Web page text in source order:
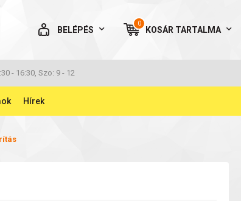
BELÉPÉS
0
KOSÁR TARTALMA
AZ ÖN KOSARA ÜRES
- 16:30, Szo: 9 - 12
Hírek